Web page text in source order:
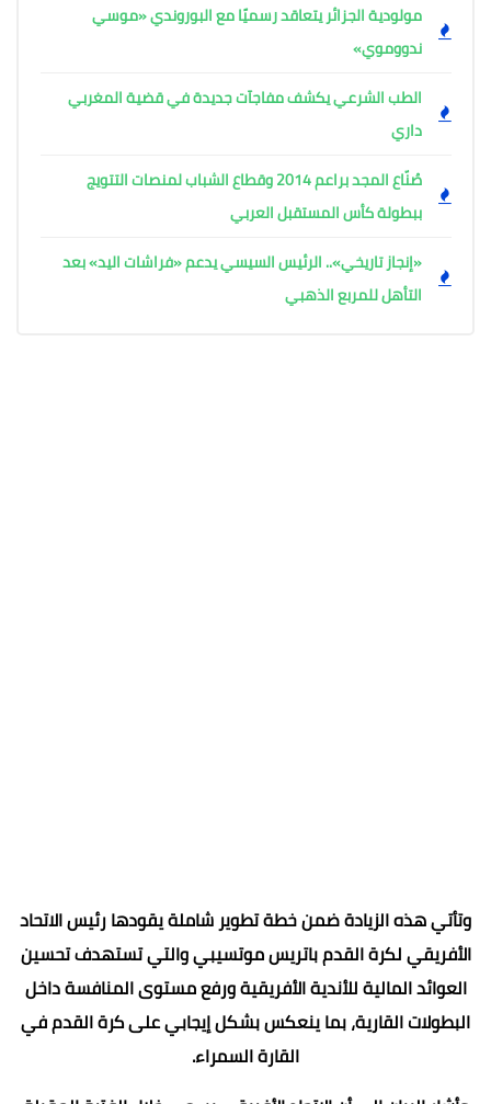
مولودية الجزائر يتعاقد رسميًا مع البوروندي «موسي
ندووموي»
الطب الشرعي يكشف مفاجآت جديدة في قضية المغربي
داري
صُنّاع المجد براعم 2014 وقطاع الشباب لمنصات التتويج
ببطولة كأس المستقبل العربي
«إنجاز تاريخي».. الرئيس السيسي يدعم «فراشات اليد» بعد
التأهل للمربع الذهبي
وتأتي هذه الزيادة ضمن خطة تطوير شاملة يقودها رئيس الاتحاد
الأفريقي لكرة القدم باتريس موتسيبي والتي تستهدف تحسين
العوائد المالية للأندية الأفريقية ورفع مستوى المنافسة داخل
البطولات القارية، بما ينعكس بشكل إيجابي على كرة القدم في
القارة السمراء.